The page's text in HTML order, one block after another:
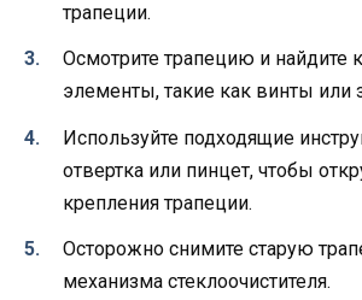
трапеции.
Осмотрите трапецию и найдите
элементы, такие как винты
Используйте подходящие
отвертка или пинцет, чтобы
крепления трапеции.
Осторожно снимите старую
механизма стеклоочистителя.